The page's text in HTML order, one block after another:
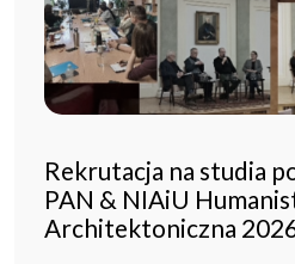
Rekrutacja na studia
PAN & NIAiU
Architektoniczna